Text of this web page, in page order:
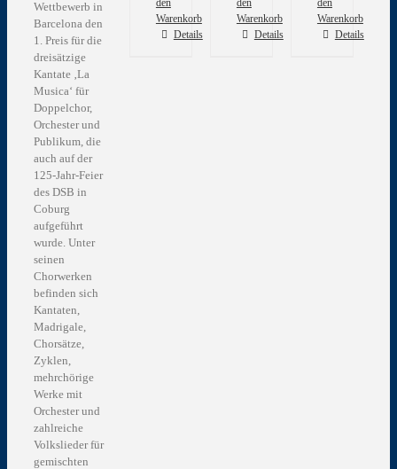
den
Warenkorb
Details
den
Warenkorb
Details
den
Warenkorb
Details
Wettbewerb in
Barcelona den
1. Preis für die
dreisätzige
Kantate ‚La
Musica‘ für
Doppelchor,
Orchester und
Publikum, die
auch auf der
125-Jahr-Feier
des DSB in
Coburg
aufgeführt
wurde. Unter
seinen
Chorwerken
befinden sich
Kantaten,
Madrigale,
Chorsätze,
Zyklen,
mehrchörige
Werke mit
Orchester und
zahlreiche
Volkslieder für
gemischten